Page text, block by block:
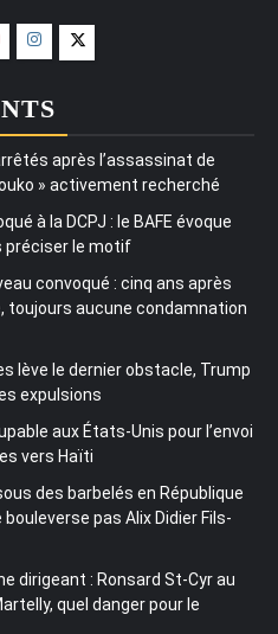
après l’assassinat de
» activement recherché
à la DCPJ : le BAFE évoque
préciser le motif
convoqué : cinq ans après
toujours aucune condamnation
lève le dernier obstacle, Trump
expulsions
aux États-Unis pour l’envoi
vers Haïti
des barbelés en République
pas Alix Didier Fils-
dirigeant : Ronsard St-Cyr au
quel danger pour le